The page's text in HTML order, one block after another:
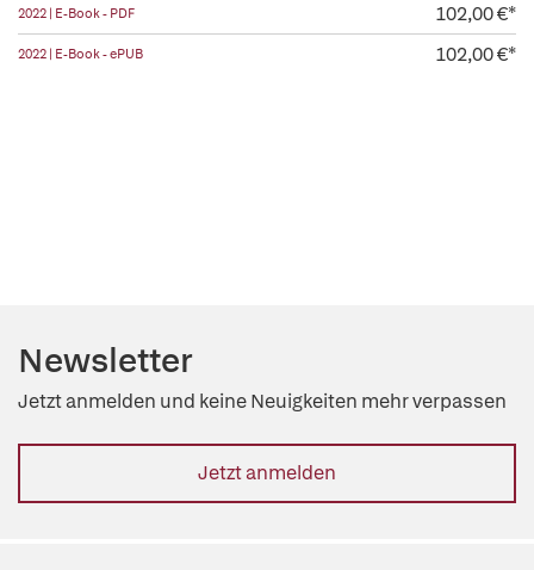
2022 | E-Book - PDF 102,00 €*
2022 | E-Book - ePUB 102,00 €*
Newsletter
Jetzt anmelden und keine Neuigkeiten mehr verpassen
Jetzt anmelden